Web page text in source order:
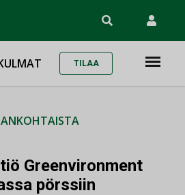
TILAA
Greenvironment
pörssiin